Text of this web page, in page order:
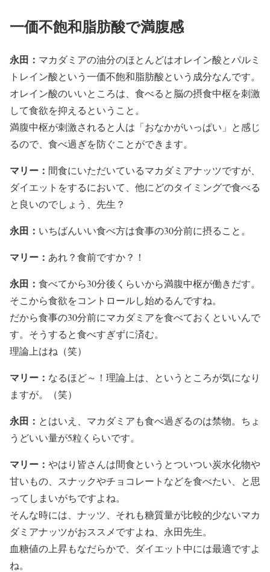
一価不飽和脂肪酸で満腹感
永田： マカダミアの油分のほとんどはオレイン酸とパルミ
トレイン酸という一価不飽和脂肪酸という成分なんです。
オレイン酸のいいところは、食べると脳の摂食中枢を刺激
して食欲を抑えるということ。
満腹中枢が刺激されると人は「おなかがいっぱい」と感じ
るので、食べ過ぎを防ぐことができます。
マリー： 間食にいただいているマカダミアナッツですが、
ダイエットをするにおいて、他にどのタイミングで食べる
と良いのでしょう、先生？
永田： いちばんいい食べ方は食事の30分前に摂ること。
マリー： あれ？食前ですか？！
永田： 食べてから30分後くらいから満腹中枢が働きだす。
そこから食欲をコントロールし始めるんですね。
だから食事の30分前にマカダミアを食べておくといいんで
す。そうすると食べすぎずに済む。
理論上はね（笑）
マリー： なるほど～！理論上は、というところが気になり
ますが。（笑）
永田： とはいえ、マカダミアも食べ過ぎるのは禁物。ちょ
うどいい量が5粒くらいです。
マリー： やはり皆さんは間食というとついつい炭水化物や
甘いもの、スナックやチョコレートなどを食べたい、と思
ってしまいがちですよね。
そんな時には、ナッツ、それも糖質量が比較的少ないマカ
ダミアナッツがおススメですよね、永田先生。
血糖値の上昇もなだらかで、ダイエット中には最適ですよ
ね。